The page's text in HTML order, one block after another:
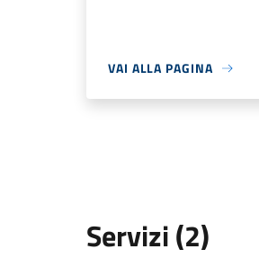
VAI ALLA PAGINA
Servizi (2)